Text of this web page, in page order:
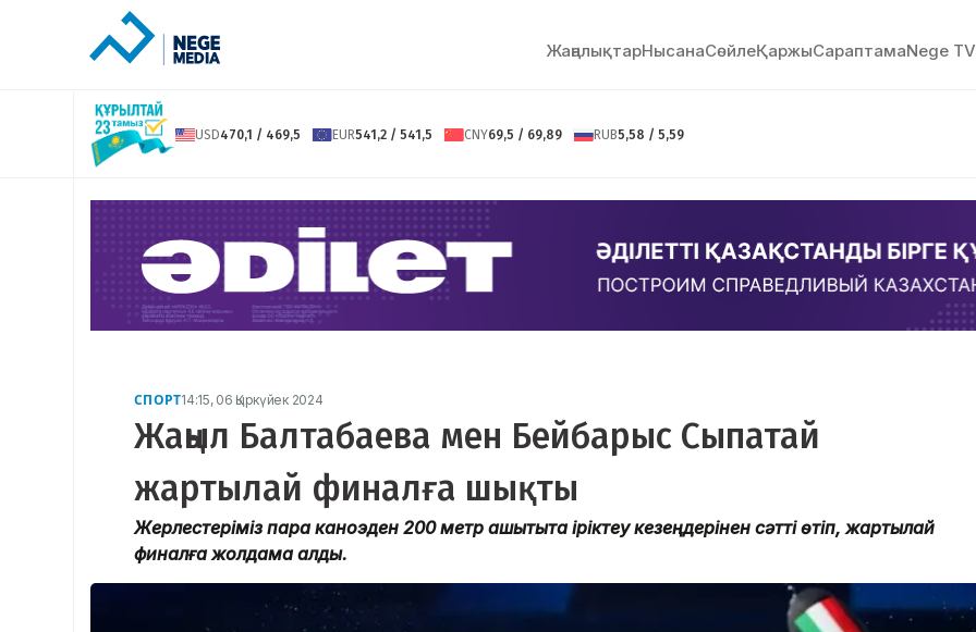
ЖаңалықтарНысанаСөйлeҚаржыСараптамаNege TV
USD470,1 / 469,5 EUR541,2 / 541,5 CNY69,5 / 69,89 RUB5,58 / 5,59
СПОРТ14:15, 06 Қыркүйек 2024
Жаңыл Балтабаева мен Бейбарыс Сыпатай
жартылай финалға шықты
Жерлестеріміз пара каноэден 200 метр қашықтықта іріктеу кезеңдерінен сәтті өтіп, жартылай
финалға жолдама алды.